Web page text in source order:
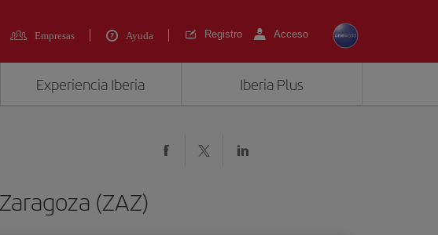
Empresas Ayuda Registro Acceso
Experiencia Iberia Iberia Plus
(ZAZ)